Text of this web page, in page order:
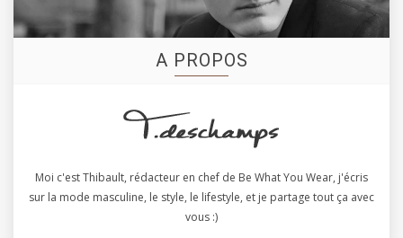
A PROPOS
Moi c'est Thibault, rédacteur en chef de Be What You Wear, j'écris
sur la mode masculine, le style, le lifestyle, et je partage tout ça avec
vous :)